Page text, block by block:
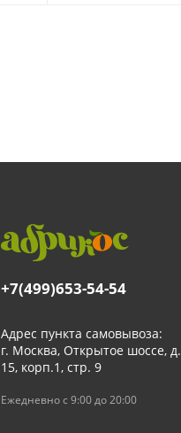
+7(499)653-54-54
Адрес пункта самовывоза:
г. Москва, Открытое шоссе, д.
15, корп.1, стр. 9
Ежедневно с 9:00 до 20:00